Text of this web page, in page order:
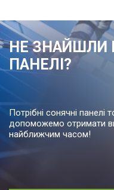
НЕ ЗНАЙШЛИ
ПАНЕЛІ?
Потрібні сонячні
допоможемо отримати
найближчим часом!